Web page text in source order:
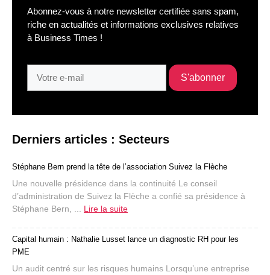
Abonnez-vous à notre newsletter certifiée sans spam,
riche en actualités et informations exclusives relatives
à Business Times !
Derniers articles : Secteurs
Stéphane Bern prend la tête de l’association Suivez la Flèche
Une nouvelle présidence dans la continuité Le conseil
d’administration de Suivez la Flèche a confié sa présidence à
Stéphane Bern, ... Lire la suite
Capital humain : Nathalie Lusset lance un diagnostic RH pour les
PME
Un audit centré sur les risques humains Lorsqu’une entreprise